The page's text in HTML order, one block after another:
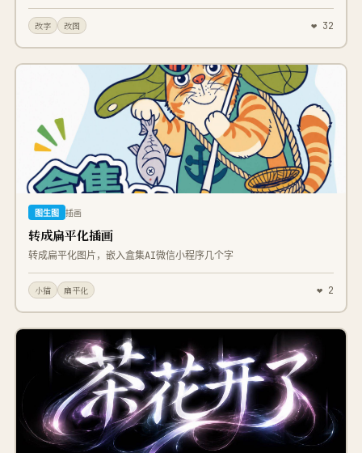
改字 改图 ❤ 32
图生图 插画
转成扁平化插画
转成扁平化图片，嵌入盒集AI微信小程序几个字
小猫 扁平化 ❤ 2